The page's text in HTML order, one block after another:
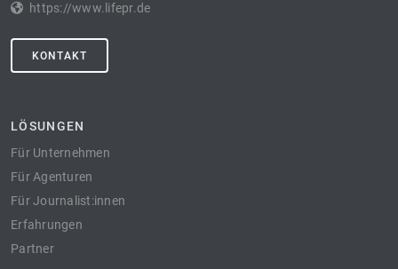
https://www.lifepr.de
KONTAKT
LÖSUNGEN
Für Unternehmen
Für Agenturen
Für Journalist:innen
Erfahrungen
Partner